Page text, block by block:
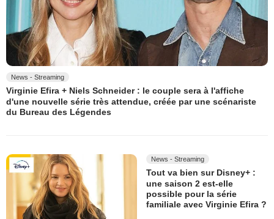
News - Streaming
Virginie Efira + Niels Schneider : le couple sera à l'affiche
d'une nouvelle série très attendue, créée par une scénariste
du Bureau des Légendes
News - Streaming
Tout va bien sur Disney+ :
une saison 2 est-elle
possible pour la série
familiale avec Virginie Efira ?